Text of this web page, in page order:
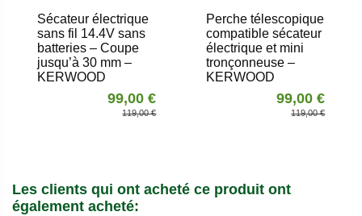
Sécateur électrique
sans fil 14.4V sans
batteries – Coupe
jusqu’à 30 mm –
KERWOOD
99,00 €
119,00 €
Perche télescopique
compatible sécateur
électrique et mini
tronçonneuse –
KERWOOD
99,00 €
119,00 €
Les clients qui ont acheté ce produit ont
également acheté: